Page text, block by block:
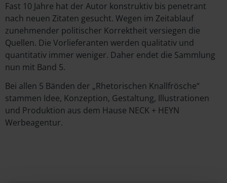
Fast 10 Jahre hat der Autor konstruktiv bis penetrant
nach neuen Zitaten gesucht. Wegen im Zeitablauf
zunehmender politischer Korrektheit versiegen die
Quellen. Die Vorlieferanten werden qualitativ und
quantitativ immer weniger. Daher endet die Sammlung
nun mit Band 5.
Bei allen 5 Bänden der „Rhetorischen Knallfrösche“
stammen Idee, Konzeption, Gestaltung, Illustrationen
und Produktion aus dem Hause NECK + HEYN
Werbeagentur.